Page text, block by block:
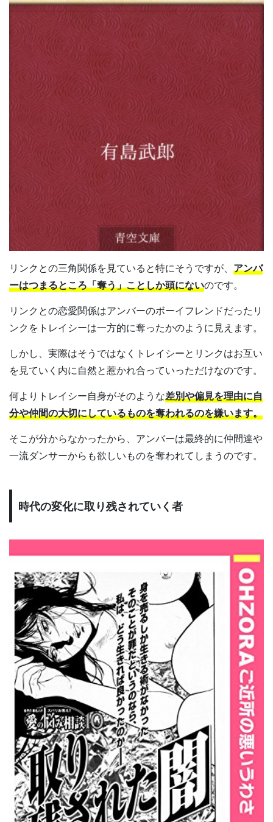
リンクとの三角関係を見ていると特にそうですが、 アンバ
ーはつまるところ「奪う」ことしか頭にないのです。
リンクとの恋愛関係はアンバーのボーイフレンドだったリ
ンクをトレイシーは一方的に奪ったかのように見えます。
しかし、実際はそうではなくトレイシーとリンクはお互い
を見ていく内に自然と惹かれ合っていっただけなのです。
何よりトレイシー自身がそのような差別や偏見を理由に自
分や仲間の大切にしているものを奪われるのを嫌います。
そこが分からなかったから、アンバーは最終的に仲間達や
一流ダンサーからも欲しいものを奪われてしまうのです。
時代の変化に取り残されていく者